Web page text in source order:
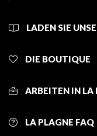
LADEN SIE
DIE BOUTIQUE
ARBEITEN IN LA
LA PLAGNE FAQ